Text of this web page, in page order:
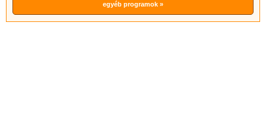
egyéb programok »